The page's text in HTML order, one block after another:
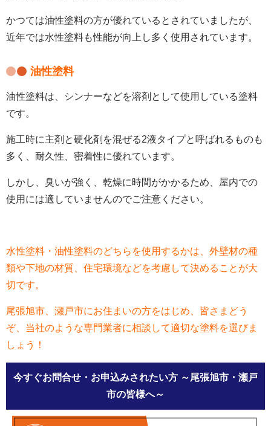
かつては油性塗料の方が優れているとされていましたが、
近年では水性塗料も性能が向上し多く使用されています。
油性塗料
油性塗料は、シンナーなどを溶剤として使用している塗料
です。
施工時に主剤と硬化剤を混ぜる2液タイプと呼ばれるものも
多く、耐久性、密着性に優れています。
しかし、臭いが強く、乾燥に時間がかかるため、屋内での
使用には適していませんのでご注意ください。
水性塗料・油性塗料のどちらを使用するかは、外壁材の種
類や下地の材質、住宅環境などを考慮して決めることが大
切です。
尾張旭市、瀬戸市にお住まいの方をはじめ、皆さまどう
ぞ、当社のような専門業者に相談して適切な塗料を選びま
しょう！
今すぐお問合せ・お申込みされたい方 ～尾張旭市・瀬戸
市の皆様へ～